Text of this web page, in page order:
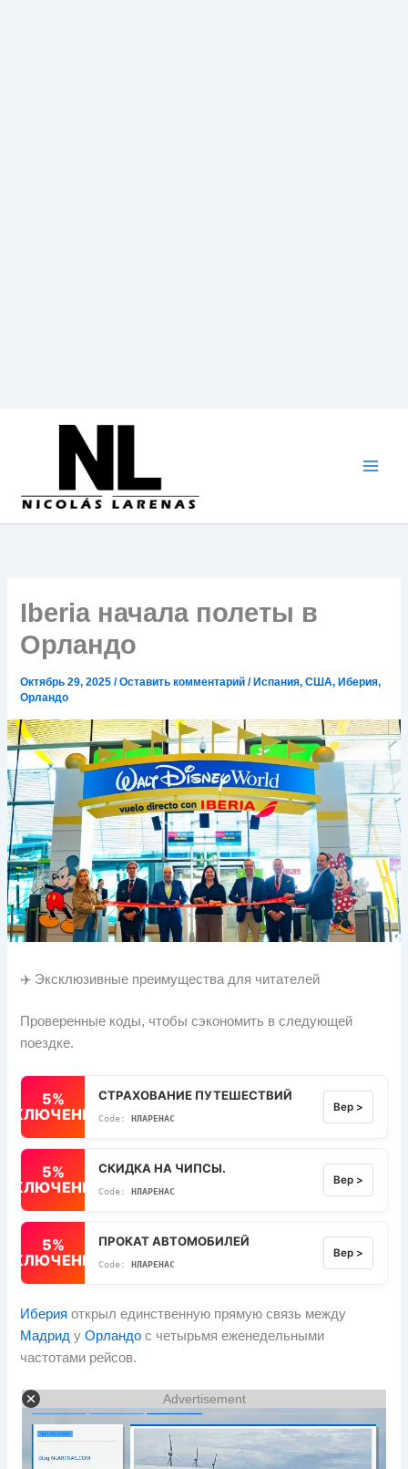
содержимому
Iberia начала полеты в
Орландо
Октябрь 29, 2025/Оставить комментарий / Испания,США, Иберия,
Орландо
✈️ Эксклюзивные преимущества для читателей
Проверенные коды, чтобы сэкономить в следующей
поездке.
5%
СТРАХОВАНИЕ ПУТЕШЕСТВИЙ
НЛАРЕНАС
Вер >
5%
СКИДКА НА ЧИПСЫ.
НЛАРЕНАС
Вер >
5%
ПРОКАТ АВТОМОБИЛЕЙ
НЛАРЕНАС
Вер >
Иберия открыл единственную прямую связь между
Мадрид уОрландо с четырьмя еженедельными
частотами рейсов.
Advertisement